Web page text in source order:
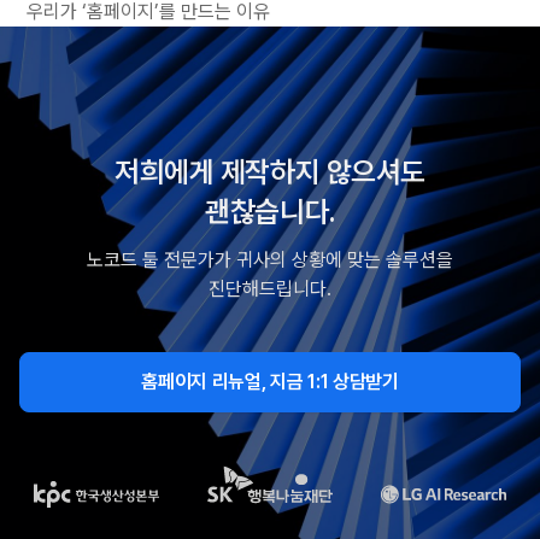
우리가 ‘홈페이지’를 만드는 이유
저희에게 제작하지 않으셔도
괜찮습니다.
노코드 툴 전문가가 귀사의 상황에 맞는 솔루션을
진단해드립니다.
홈페이지 리뉴얼, 지금 1:1 상담받기